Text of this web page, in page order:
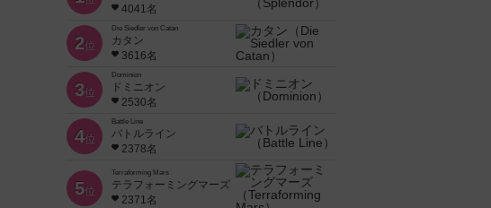
4041名
2位
Die Siedler von Catan
カタン
3616名
3位
Dominion
ドミニオン
2530名
4位
Battle Line
バトルライン
2378名
5位
Terraforming Mars
テラフォーミングマーズ
2371名